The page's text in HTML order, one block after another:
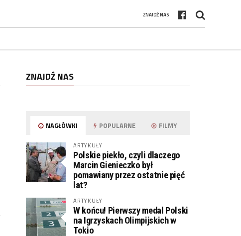
ZNAJDŹ NAS
ZNAJDŹ NAS
NAGŁÓWKI POPULARNE FILMY
ARTYKUŁY
Polskie piekło, czyli dlaczego
Marcin Gienieczko był
pomawiany przez ostatnie pięć
lat?
ARTYKUŁY
W końcu! Pierwszy medal Polski
na Igrzyskach Olimpijskich w
Tokio